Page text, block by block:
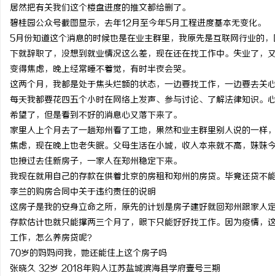
居然把有关我们这个楼盘进度的推文都给删了。
碧桂园公众号截图显示，去年12月至今年5月工程进度基本无变化。
5月份知道这个消息的时候也是在业主群里，我原先是互联网行业的
下就辞职了，没想到就业情况这么差，现在还在找工作中。失业了
变得焦虑，晚上经常睡不着觉，有时半夜会哭。
这两个月，我都是处于焦头烂额的状态，一边要找工作，一边要去
每天我都要花四五个小时在网络上发声、参与讨论、了解法律知识
希望了，但是看到不好的消息心又落下来了。
家里人上个月去了一趟郑州看了工地，果然和业主群里别人说的一
焦虑，现在晚上也老失眠。父母生活在小城，收入本来就不高，妹
也接过去住新房子，一家人在郑州稳定下来。
我现在就用自己的存款在供着北京的房租和郑州的房贷。毕竟还贷不
李兰的购房合同中关于违约责任的说明
这房子是我的安身立命之所，原先的计划是房子建好就回郑州跟家
存款估计也就只能撑两三个月了，眼下只能好好找工作。因为疫情
工作，怎么养房贷呢？
70岁的妈妈问我，她还能住上这个房子吗
张晓久 32岁 2018年购入江苏盐城滨海县学府壹号三期